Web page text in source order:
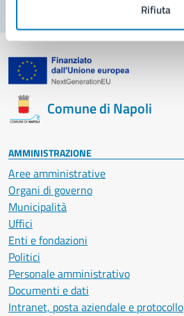
Rifiuta
Comune di Napoli
AMMINISTRAZIONE
Aree amministrative
Organi di governo
Municipalità
Uffici
Enti e fondazioni
Politici
Personale amministrativo
Documenti e dati
Intranet, posta aziendale e protocollo